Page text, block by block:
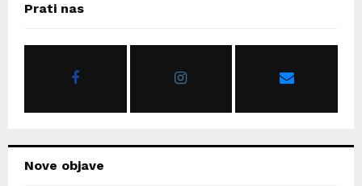
hPrati nas
Nove objave